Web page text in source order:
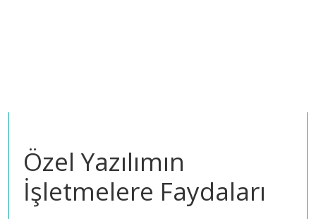
Özel Yazılımın
İşletmelere Faydaları